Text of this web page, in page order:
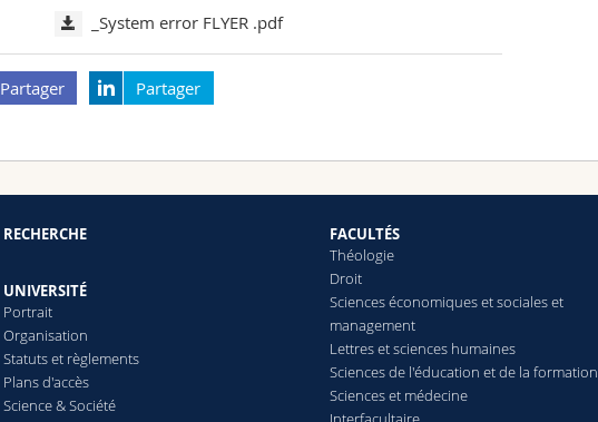
_System error FLYER .pdf
Partager Partager
RECHERCHE
UNIVERSITÉ
Portrait
Organisation
Statuts et règlements
Plans d'accès
Science & Société
FACULTÉS
Théologie
Droit
Sciences économiques et sociales et
management
Lettreset sciences humaines
Sciences de l'éducation et de la formation
Sciences et médecine